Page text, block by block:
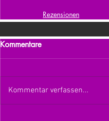
Rezensionen
Kommentare
Kommentar verfassen...